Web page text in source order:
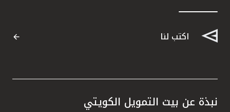
اكتب لنا
نبذة عن بيت التمويل الكويتي